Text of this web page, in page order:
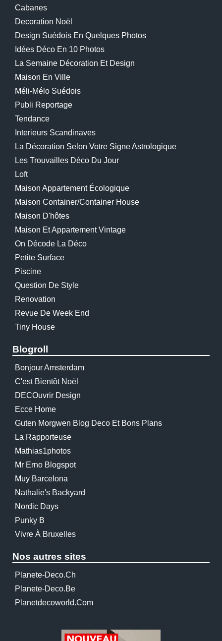
Cabanes
Decoration Noël
Design Suédois En Quelques Photos
Idées Déco En 10 Photos
La Semaine Décoration Et Design
Maison En Ville
Méli-Mélo Suédois
Publi Reportage
Tendance
Interieurs Scandinaves
La Décoration Selon Votre Signe Astrologique
Les Trouvailles Déco Du Jour
Loft
Maison Appartement Écologique
Maison Container/container House
Maison D'hôtes
Maison Et Appartement Vintage
On Décode La Déco
Petite Surface
Piscine
Question De Style
Renovation
Revue De Week End
Tiny House
Blogroll
Bonjour Amsterdam
C'est Bientôt Noël
DECOuvrir Design
Ecce Home
Guten Morgwen Blog Deco Et Bons Plans
La Rapporteuse
Mathias1photos
Mr Erno Blogspot
Muy Barcelona
Nathalie's Backyard
Nordic Days
Punky B
Vivre À Bruxelles
Nos autres sites
Planete-Deco.ch
Planete-Deco.be
Planetdecoworld.com